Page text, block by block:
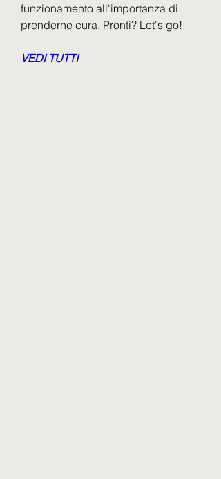
funzionamento all'importanza di
prenderne cura. Pronti? Let's go!
VEDI TUTTI